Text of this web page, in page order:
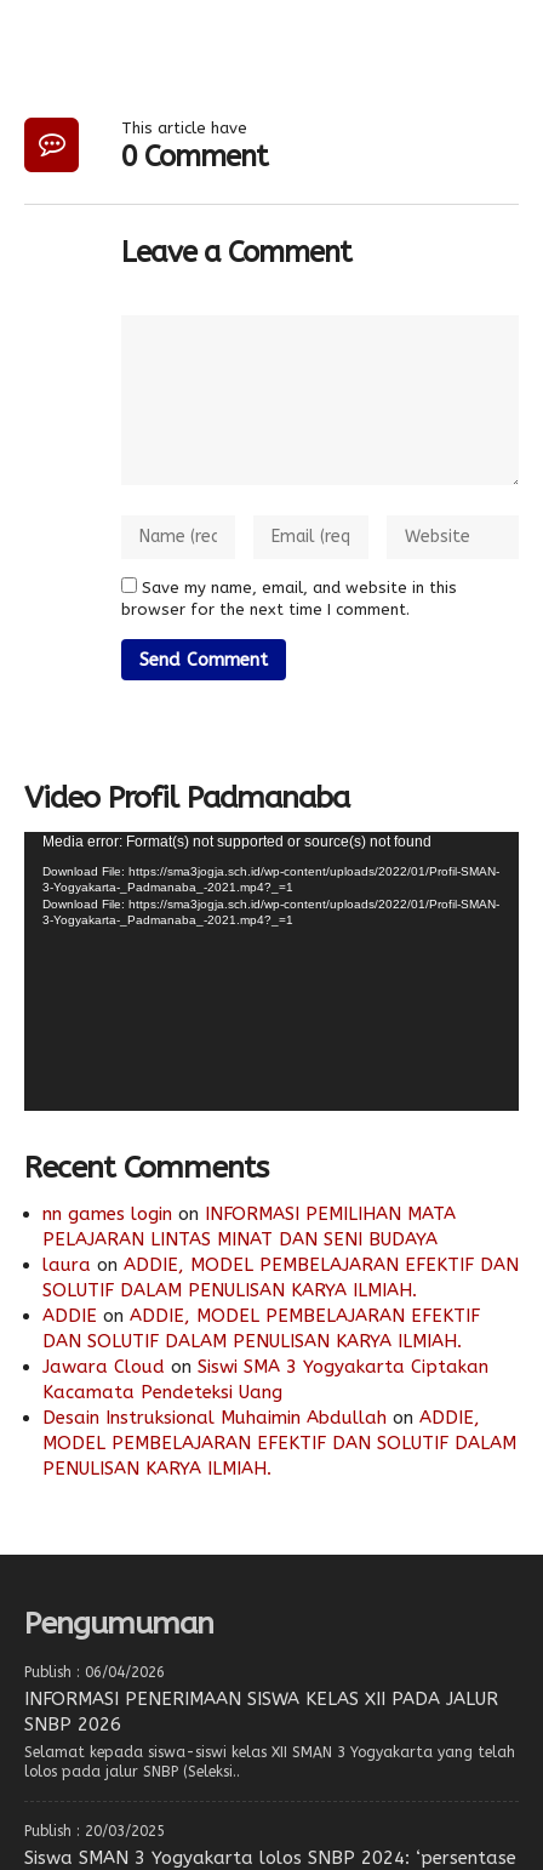
This article have
0 Comment
Leave a Comment
Save my name, email, and website in this
browser for the next time I comment.
Video Profil Padmanaba
Video
Player
Media error: Format(s) not supported or source(s) not found
Download File: https://sma3jogja.sch.id/wp-content/uploads/2022/01/Profil-SMAN-
3-Yogyakarta-_Padmanaba_-2021.mp4?_=1
Download File: https://sma3jogja.sch.id/wp-content/uploads/2022/01/Profil-SMAN-
3-Yogyakarta-_Padmanaba_-2021.mp4?_=1
Recent Comments
nn games login on INFORMASI PEMILIHAN MATA
PELAJARAN LINTAS MINAT DAN SENI BUDAYA
laura on ADDIE, MODEL PEMBELAJARAN EFEKTIF DAN
SOLUTIF DALAM PENULISAN KARYA ILMIAH.
ADDIE on ADDIE, MODEL PEMBELAJARAN EFEKTIF
DAN SOLUTIF DALAM PENULISAN KARYA ILMIAH.
Jawara Cloud on Siswi SMA 3 Yogyakarta Ciptakan
Kacamata Pendeteksi Uang
Desain Instruksional Muhaimin Abdullah on ADDIE,
MODEL PEMBELAJARAN EFEKTIF DAN SOLUTIF DALAM
PENULISAN KARYA ILMIAH.
Pengumuman
Publish : 06/04/2026
INFORMASI PENERIMAAN SISWA KELAS XII PADA JALUR
SNBP 2026
Selamat kepada siswa-siswi kelas XII SMAN 3 Yogyakarta yang telah
lolos pada jalur SNBP (Seleksi..
Publish : 20/03/2025
Siswa SMAN 3 Yogyakarta lolos SNBP 2024: ‘persentase